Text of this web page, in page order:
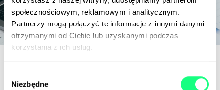
społecznościowym, reklamowym i analitycznym.
Partnerzy mogą połączyć te informacje z innymi danymi
otrzymanymi od Ciebie lub uzyskanymi podczas
korzystania z ich usług.
zgody
Niezbędne
Strony internetowe Wrocław - ile